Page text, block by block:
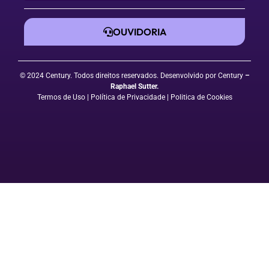
OUVIDORIA
© 2024 Century. Todos direitos reservados. Desenvolvido por Century –
Raphael Sutter.
Termos de Uso
| Política de Privacidade| Politica de Cookies